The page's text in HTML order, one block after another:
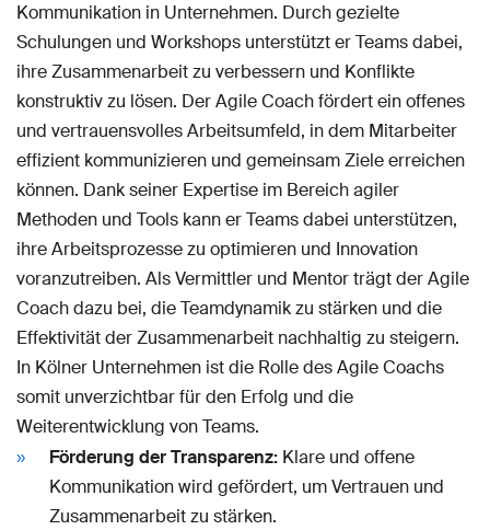
Kommunikation in Unternehmen. Durch gezielte
Schulungen und Workshops unterstützt er Teams dabei,
ihre Zusammenarbeit zu verbessern und Konflikte
konstruktiv zu lösen. Der Agile Coach fördert ein offenes
und vertrauensvolles Arbeitsumfeld, in dem Mitarbeiter
effizient kommunizieren und gemeinsam Ziele erreichen
können. Dank seiner Expertise im Bereich agiler
Methoden und Tools kann er Teams dabei unterstützen,
ihre Arbeitsprozesse zu optimieren und Innovation
voranzutreiben. Als Vermittler und Mentor trägt der Agile
Coach dazu bei, die Teamdynamik zu stärken und die
Effektivität der Zusammenarbeit nachhaltig zu steigern.
In Kölner Unternehmen ist die Rolle des Agile Coachs
somit unverzichtbar für den Erfolg und die
Weiterentwicklung von Teams.
Förderung der Transparenz: Klare und offene
Kommunikation wird gefördert, um Vertrauen und
Zusammenarbeit zu stärken.